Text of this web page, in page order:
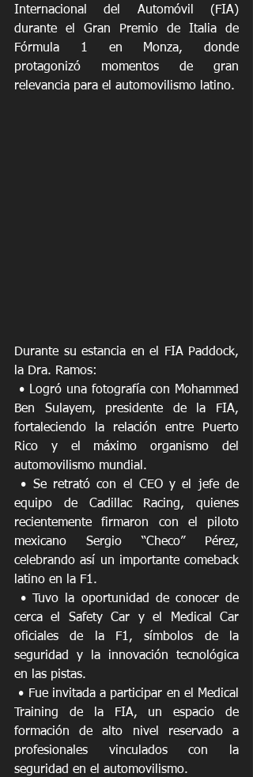
Internacional del Automóvil (FIA)
durante el Gran Premio de Italia de
Fórmula 1 en Monza, donde
protagonizó momentos de gran
relevancia para el automovilismo latino.
Durante su estancia en el FIA Paddock,
la Dra. Ramos:
Ben Sulayem, presidente de la FIA,
fortaleciendo la relación entre Puerto
Rico y el máximo organismo del
automovilismo mundial.
equipo de Cadillac Racing, quienes
recientemente firmaron con el piloto
mexicano Sergio “Checo” Pérez,
celebrando así un importante comeback
latino en la F1.
cerca el Safety Car y el Medical Car
oficiales de la F1, símbolos de la
seguridad y la innovación tecnológica
en las pistas.
Training de la FIA, un espacio de
formación de alto nivel reservado a
profesionales vinculados con la
seguridad en el automovilismo.